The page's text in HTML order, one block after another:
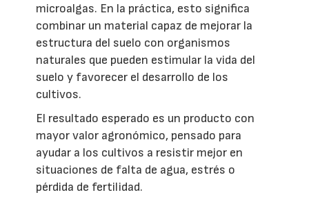
microalgas. En la práctica, esto significa
combinar un material capaz de mejorar la
estructura del suelo con organismos
naturales que pueden estimular la vida del
suelo y favorecer el desarrollo de los
cultivos.
El resultado esperado es un producto con
mayor valor agronómico, pensado para
ayudar a los cultivos a resistir mejor en
situaciones de falta de agua, estrés o
pérdida de fertilidad.